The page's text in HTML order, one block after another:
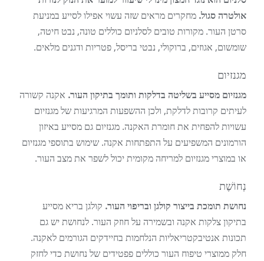
אולטרה סגול. מחקרים מראים שזה עשוי אפילו לסייע במניעת
סרטן העור. מקורות טובים לסלניום כוללים טונה, נבט חיטה,
שומשום, אגוזים, ברוקולי, נבטי בריסל, פטריות ודגנים מלאים.
מגנזיום
מגנזיום מסייע בשליטה בדלקות ותומך בתיקון העור. אקנה קשורה
לעיתים קרובות לדלקת, ולכן ההשפעות המרגיעות של מגנזיום
עשויות להפחית את חומרת האקנה. מגנזיום גם מסייע באיזון
הורמונים המשפיעים על התפתחות אקנה. שימוש בתוספי מגנזיום
או במוצרי מגנזיום למריחה מקומית יכול לשפר את מצב העור.
נְחוֹשֶׁת
נחושת תומכת בייצור קולגן ובריפוי העור. קולגן בריא מסייע
בתיקון צלקות אקנה ובשמירה על חוזק העור. לנחושת יש גם
תכונות אנטיבקטריאליות הנלחמות בחיידקים הגורמים לאקנה.
חלק ממוצרי טיפוח העור כוללים פפטידים של נחושת כדי לחזק